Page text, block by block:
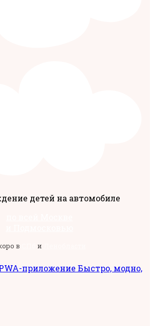
детей на автомобиле
в и
приложение Быстро, модно,